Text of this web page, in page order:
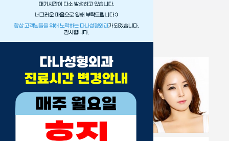
Real Story'